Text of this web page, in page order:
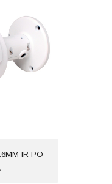
IR PO
(kg): 2,000
Produttore: